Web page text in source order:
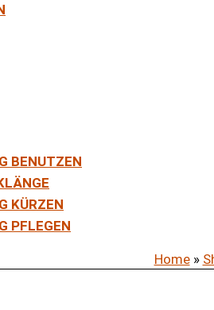
BENUTZEN
KÜRZEN
PFLEGEN
Home»